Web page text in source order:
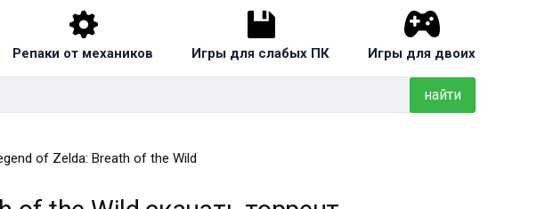
Репаки от механиков Игры для слабых ПК Игры для двоих
найти
of Zelda: Breath of the Wild